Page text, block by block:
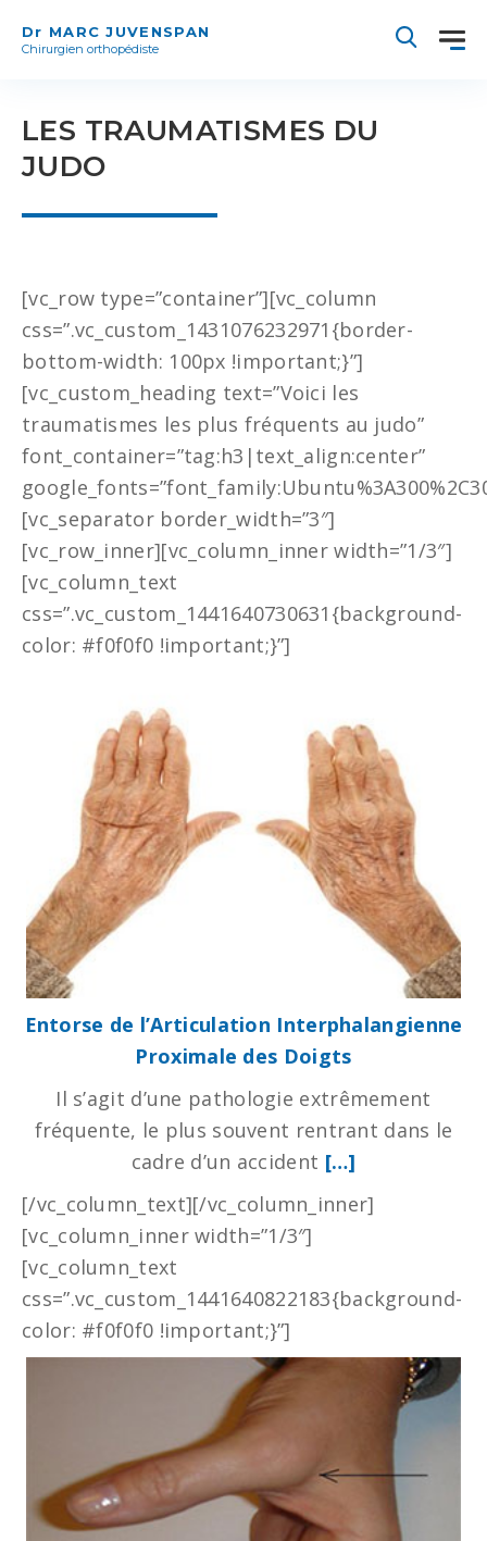
Dr MARC JUVENSPAN
Chirurgien orthopédiste
LES TRAUMATISMES DU
JUDO
[vc_row type=”container”][vc_column
css=”.vc_custom_1431076232971{border-
bottom-width: 100px !important;}”]
[vc_custom_heading text=”Voici les
traumatismes les plus fréquents au judo”
font_container=”tag:h3|text_align:center”
[vc_separator border_width=”3″]
[vc_row_inner][vc_column_inner width=”1/3″]
[vc_column_text
css=”.vc_custom_1441640730631{background-
color: #f0f0f0 !important;}”]
Entorse de l’Articulation Interphalangienne
Proximale des Doigts
Il s’agit d’une pathologie extrêmement
fréquente, le plus souvent rentrant dans le
cadre d’un accident […]
[/vc_column_text][/vc_column_inner]
[vc_column_inner width=”1/3″]
[vc_column_text
css=”.vc_custom_1441640822183{background-
color: #f0f0f0 !important;}”]